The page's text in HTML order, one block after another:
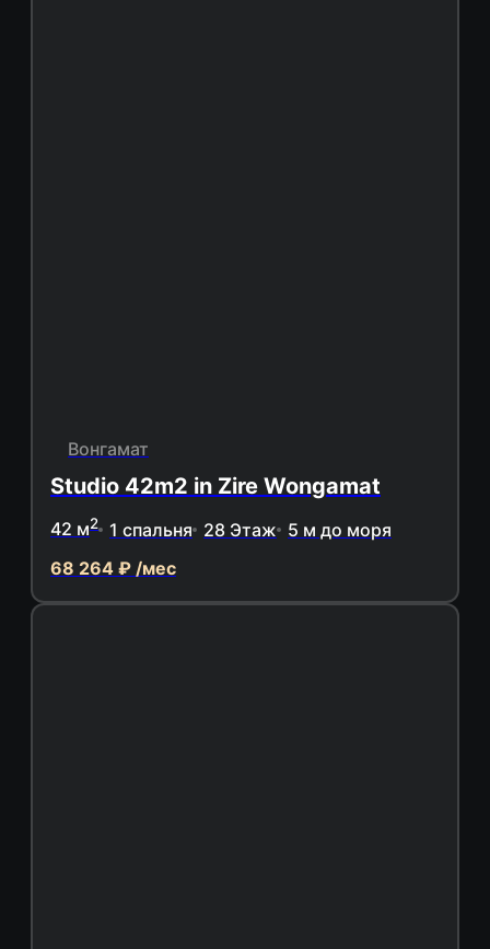
Вонгамат
Studio 42m2 in Zire Wongamat
42 м2 1 спальня 28 Этаж 5 м до моря
68 264 ₽ /мес